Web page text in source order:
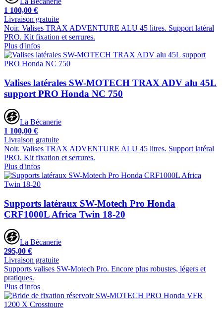
1 100,00 €
Livraison gratuite
Noir. Valises TRAX ADVENTURE ALU 45 litres. Support latéral
PRO. Kit fixation et serrures.
Plus d'infos
Valises latérales SW-MOTECH TRAX ADV alu 45L
support PRO Honda NC 750
La Bécanerie
1 100,00 €
Livraison gratuite
Noir. Valises TRAX ADVENTURE ALU 45 litres. Support latéral
PRO. Kit fixation et serrures.
Plus d'infos
Supports latéraux SW-Motech Pro Honda
CRF1000L Africa Twin 18-20
La Bécanerie
295,00 €
Livraison gratuite
Supports valises SW-Motech Pro. Encore plus robustes, légers et
pratiques.
Plus d'infos